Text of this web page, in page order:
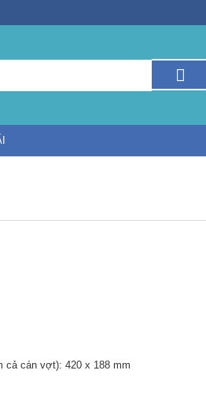
cả cán vợt): 420 x 188 mm